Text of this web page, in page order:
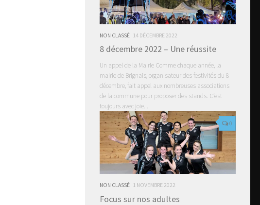
NON CLASSÉ 14 DÉCEMBRE 2022
8 décembre 2022 – Une réussite
Un appel de la Mairie Comme chaque année, la
mairie de Brignais, organisateur des festivités du 8
décembre, fait appel aux nombreuses associations
de la commune pour proposer des stands. C’est
toujours avec joie...
0
NON CLASSÉ 1 NOVEMBRE 2022
Focus sur nos adultes